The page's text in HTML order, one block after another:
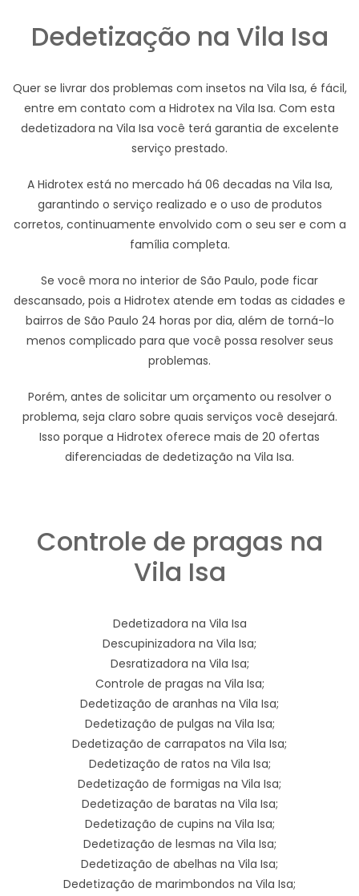
Dedetização na Vila Isa
Quer se livrar dos problemas com insetos na Vila Isa, é fácil,
entre em contato com a Hidrotex na Vila Isa. Com esta
dedetizadora na Vila Isa você terá garantia de excelente
serviço prestado.
A Hidrotex está no mercado há 06 decadas na Vila Isa,
garantindo o serviço realizado e o uso de produtos
corretos, continuamente envolvido com o seu ser e com a
família completa.
Se você mora no interior de São Paulo, pode ficar
descansado, pois a Hidrotex atende em todas as cidades e
bairros de São Paulo 24 horas por dia, além de torná-lo
menos complicado para que você possa resolver seus
problemas.
Porém, antes de solicitar um orçamento ou resolver o
problema, seja claro sobre quais serviços você desejará.
Isso porque a Hidrotex oferece mais de 20 ofertas
diferenciadas de dedetização na Vila Isa.
Controle de pragas na
Vila Isa
Dedetizadora na Vila Isa
Descupinizadora na Vila Isa;
Desratizadora na Vila Isa;
Controle de pragas na Vila Isa;
Dedetização de aranhas na Vila Isa;
Dedetização de pulgas na Vila Isa;
Dedetização de carrapatos na Vila Isa;
Dedetização de ratos na Vila Isa;
Dedetização de formigas na Vila Isa;
Dedetização de baratas na Vila Isa;
Dedetização de cupins na Vila Isa;
Dedetização de lesmas na Vila Isa;
Dedetização de abelhas na Vila Isa;
Dedetização de marimbondos na Vila Isa;